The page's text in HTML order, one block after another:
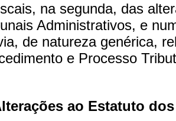
na segunda, das
Administrativos, e
de natureza genérica,
e Processo
ao Estatuto